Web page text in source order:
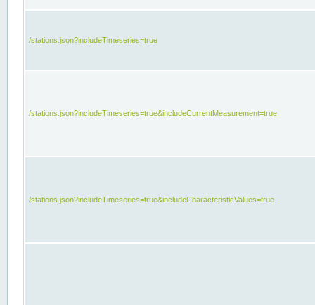
/stations.json?includeTimeseries=true
/stations.json?includeTimeseries=true&includeCurrentMeasurement=true
/stations.json?includeTimeseries=true&includeCharacteristicValues=true